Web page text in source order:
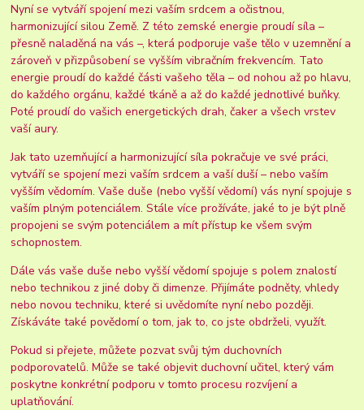
Nyní se vytváří spojení mezi vaším srdcem a očistnou,
harmonizující silou Země. Z této zemské energie proudí síla –
přesně naladěná na vás –, která podporuje vaše tělo v uzemnění a
zároveň v přizpůsobení se vyšším vibračním frekvencím. Tato
energie proudí do každé části vašeho těla – od nohou až po hlavu,
do každého orgánu, každé tkáně a až do každé jednotlivé buňky.
Poté proudí do vašich energetických drah, čaker a všech vrstev
vaší aury.
Jak tato uzemňující a harmonizující síla pokračuje ve své práci,
vytváří se spojení mezi vaším srdcem a vaší duší – nebo vaším
vyšším vědomím. Vaše duše (nebo vyšší vědomí) vás nyní spojuje s
vaším plným potenciálem. Stále více prožíváte, jaké to je být plně
propojeni se svým potenciálem a mít přístup ke všem svým
schopnostem.
Dále vás vaše duše nebo vyšší vědomí spojuje s polem znalostí
nebo technikou z jiné doby či dimenze. Přijímáte podněty, vhledy
nebo novou techniku, které si uvědomíte nyní nebo později.
Získáváte také povědomí o tom, jak to, co jste obdrželi, využít.
Pokud si přejete, můžete pozvat svůj tým duchovních
podporovatelů. Může se také objevit duchovní učitel, který vám
poskytne konkrétní podporu v tomto procesu rozvíjení a
uplatňování.